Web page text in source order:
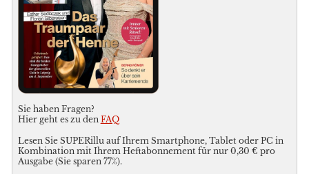
Sie haben Fragen?
Hier geht es zu den FAQ
Lesen Sie SUPERillu auf Ihrem Smartphone, Tablet oder PC in
Kombination mit Ihrem Heftabonnement für nur 0,30 € pro
Ausgabe (Sie sparen 77%).